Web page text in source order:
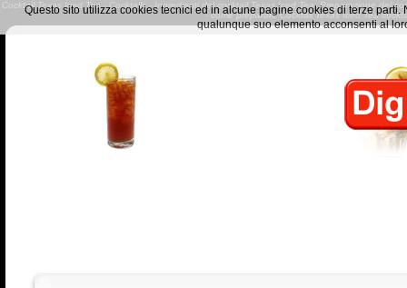
Cocktail Texas Iced Tea - Cocktails - Ingredienti del cocktail Texas Iced Tea- Preparazione del
- come preparare Cocktail Texas Iced Tea
Questo sito utilizza cookies tecnici ed in alcune pagine cookies di terze
qualunque suo elemento acconsenti al